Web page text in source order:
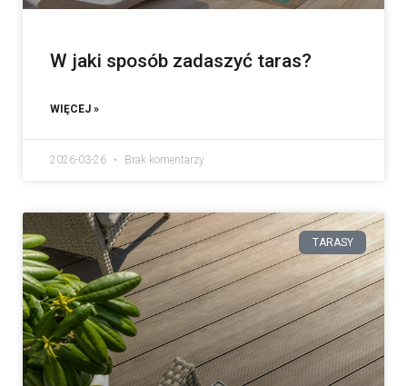
W jaki sposób zadaszyć taras?
WIĘCEJ »
2026-03-26 Brak komentarzy
TARASY